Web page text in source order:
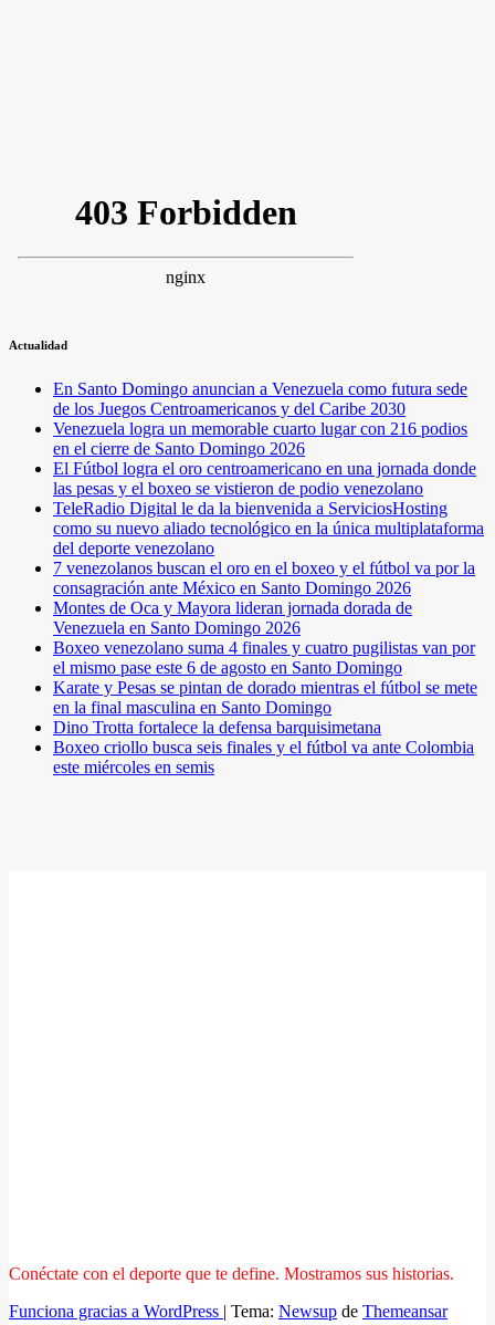
Actualidad
En Santo Domingo anuncian a Venezuela como futura sede
de los Juegos Centroamericanos y del Caribe 2030
Venezuela logra un memorable cuarto lugar con 216 podios
en el cierre de Santo Domingo 2026
El Fútbol logra el oro centroamericano en una jornada donde
las pesas y el boxeo se vistieron de podio venezolano
TeleRadio Digital le da la bienvenida a ServiciosHosting
como su nuevo aliado tecnológico en la única multiplataforma
del deporte venezolano
7 venezolanos buscan el oro en el boxeo y el fútbol va por la
consagración ante México en Santo Domingo 2026
Montes de Oca y Mayora lideran jornada dorada de
Venezuela en Santo Domingo 2026
Boxeo venezolano suma 4 finales y cuatro pugilistas van por
el mismo pase este 6 de agosto en Santo Domingo
Karate y Pesas se pintan de dorado mientras el fútbol se mete
en la final masculina en Santo Domingo
Dino Trotta fortalece la defensa barquisimetana
Boxeo criollo busca seis finales y el fútbol va ante Colombia
este miércoles en semis
Conéctate con el deporte que te define. Mostramos sus historias.
Funciona gracias a WordPress | Tema: Newsup de Themeansar